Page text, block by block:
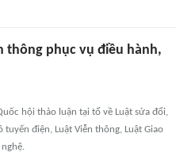
thông phục vụ điều hành,
hội thảo luận tại tổ về Luật sửa đổi,
tuyến điện, Luật Viễn thông, Luật Giao